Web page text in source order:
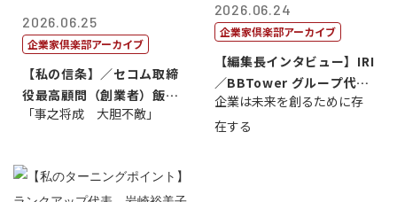
2026.06.25
企業家倶楽部アーカイブ
【私の信条】／セコム取締
役最高顧問（創業者）飯田
亮
「事之将成 大胆不敵」
2026.06.24
企業家倶楽部アーカイブ
【編集長インタビュー】IRI
／BBTower グループ代表
藤...
企業は未来を創るために存
在する